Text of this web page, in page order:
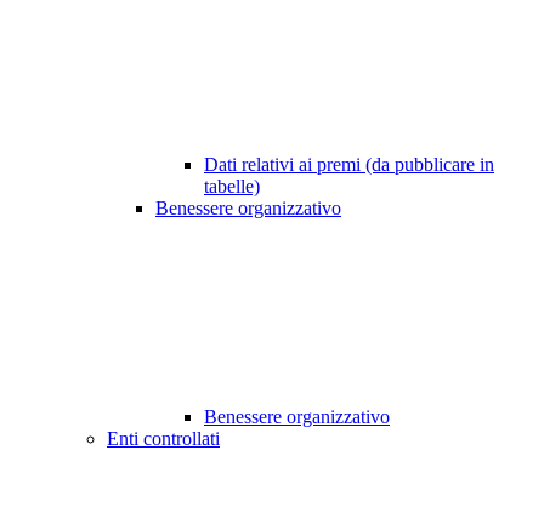
Dati relativi ai premi (da pubblicare in
tabelle)
Benessere organizzativo
Benessere organizzativo
Enti controllati